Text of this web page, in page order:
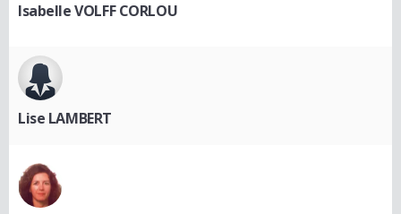
Isabelle VOLFF CORLOU
Lise LAMBERT